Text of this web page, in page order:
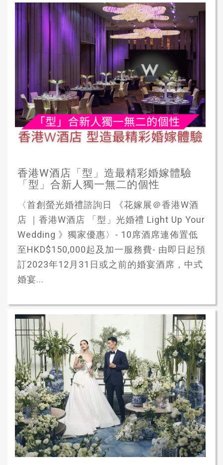
香港W酒店「型」造最精彩婚嫁體驗
「型」合新人獨一無二的個性
〈首創螢光婚禮諮詢日 《花嫁展＠香港W酒
店 ｜香港W酒店 「型」光婚禮 Light Up Your
Wedding 》獨家優惠〉- 10席酒席連佈置低
至HKD$150,000起及加一服務費- 由即日起預
訂2023年12月31日或之前的婚宴酒席，中式
婚宴...